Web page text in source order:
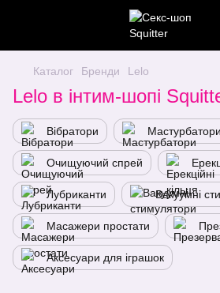
Каталог Бренди Lelo
Lelo в інтим-шопі
Вібратори Мастурбатори
Очищуючий спрей
Лубриканти Вакуумні
Масажери простати
Аксесуари для іграшок